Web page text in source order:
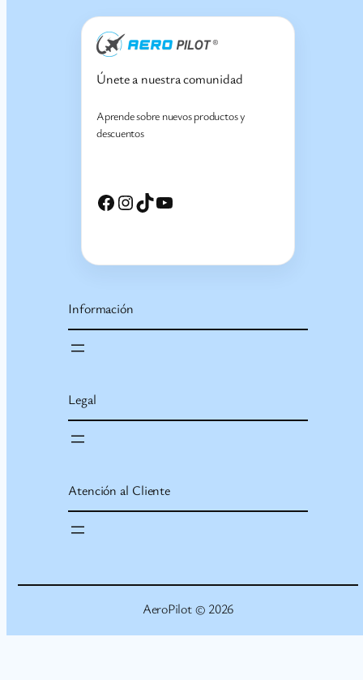
Únete a nuestra comunidad
Aprende sobre nuevos productos y
descuentos
Facebook Instagram TikTok YouTube
Información
Legal
Atención al Cliente
AeroPilot © 2026